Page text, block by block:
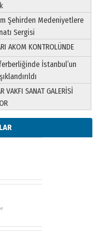
Şehirden Medeniyetlere
Sergisi
AKOM KONTROLÜNDE
İstanbul’un
VAKFI SANAT GALERİSİ
Şirin’e